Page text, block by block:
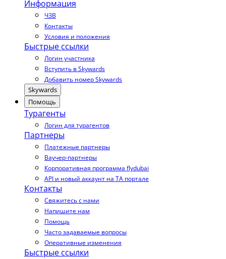
Информация
ЧЗВ
Контакты
Условия и положения
Быстрые ссылки
Логин участника
Вступить в Skywards
Добавить номер Skywards
Skywards
Помощь
Турагенты
Логин для турагентов
Партнеры
Платежные партнеры
Ваучер-партнеры
Корпоративная программа flydubai
API и новый аккаунт на TA портале
Контакты
Свяжитесь с нами
Напишите нам
Помощь
Часто задаваемые вопросы
Оперативные изменения
Быстрые ссылки